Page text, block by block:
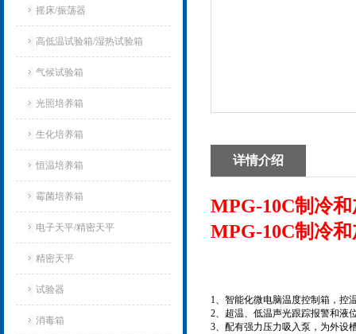
摇床/振荡器
高低温试验箱/湿热试验箱
气候试验箱
光照培养箱
生化培养箱
恒温培养箱
霉菌培养箱
电子天平/精密天平
精密天平
试验器
消毒箱
详情介绍
MPG-10C制冷
MPG-10C制冷
1、智能化微电脑温度控制箱，控
2、超温、低温声光跟踪报警和液
3、配有强力压力吸入泵，为外设